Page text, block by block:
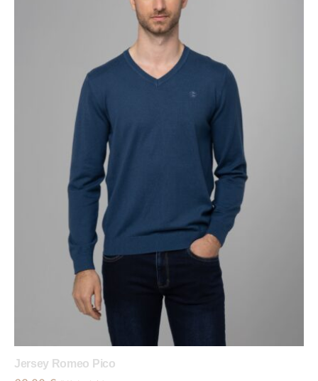
Jersey Romeo Pico